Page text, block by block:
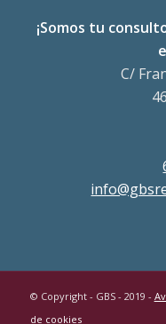
¡Somos tu
C/
© Copyright - GBS - 2019 -
de cookies